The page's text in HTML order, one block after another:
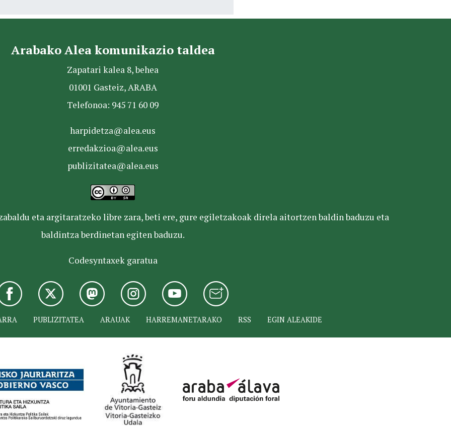
Arabako Alea komunikazio taldea
Zapatari kalea 8, behea
01001 Gasteiz, ARABA
Telefonoa: 945 71 60 09
harpidetza@alea.eus
erredakzioa@alea.eus
publizitatea@alea.eus
eta argitaratzeko libre zara, beti ere, gure egiletzakoak direla aitortzen baldin baduzu eta
baldintza berdinetan egiten baduzu.
Codesyntaxek garatua
PUBLIZITATEA ARAUAK HARREMANETARAKO RSS EGIN ALEAKIDE